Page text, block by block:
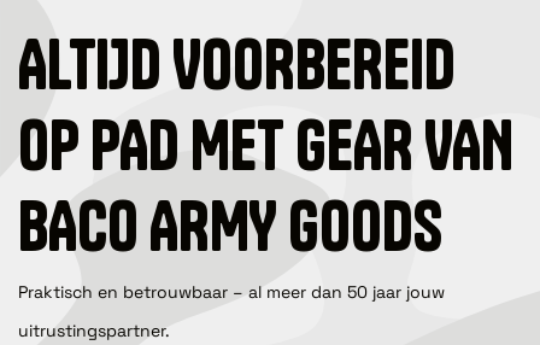
ALTIJD VOORBEREID
OP PAD MET GEAR VAN
BACO ARMY GOODS
Praktisch en betrouwbaar – al meer dan 50 jaar jouw
uitrustingspartner.